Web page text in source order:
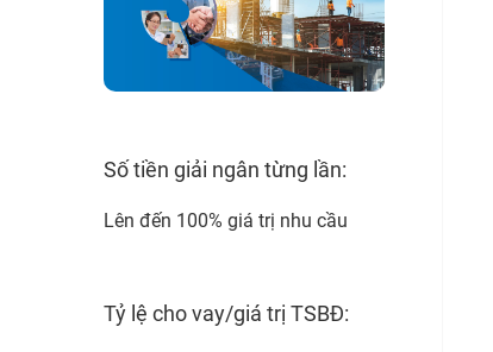
Số tiền giải ngân từng lần:
Lên đến 100% giá trị nhu cầu
Tỷ lệ cho vay/giá trị TSBĐ: